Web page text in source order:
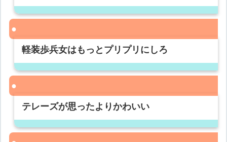
軽装歩兵女はもっとプリプリにしろ
テレーズが思ったよりかわいい